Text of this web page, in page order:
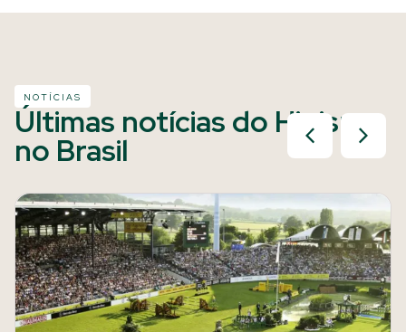
NOTÍCIAS
Últimas notícias do Hipismo
no Brasil